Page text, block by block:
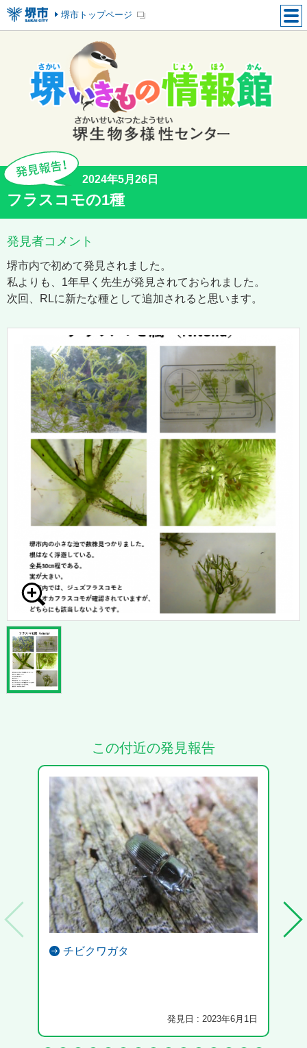
堺市トップページ
2024年5月26日
フラスコモの1種
発見者コメント
堺市内で初めて発見されました。
私よりも、1年早く先生が発見されておられました。
次回、RLに新たな種として追加されると思います。
この付近の発見報告
チビクワガタ
発見日 : 2023年6月1日